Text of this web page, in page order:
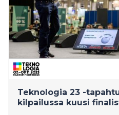
euron palkinto.
Teknologia 23 -
kilpailussa kuusi